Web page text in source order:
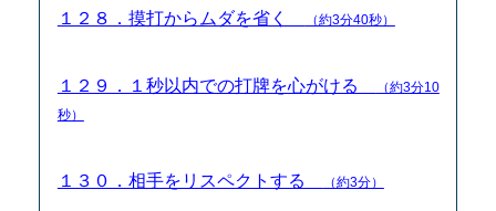
１２８．摸打からムダを省く （約3分40秒）
１２９．１秒以内での打牌を心がける
（約3分10
秒）
１３０．相手をリスペクトする （約3分）